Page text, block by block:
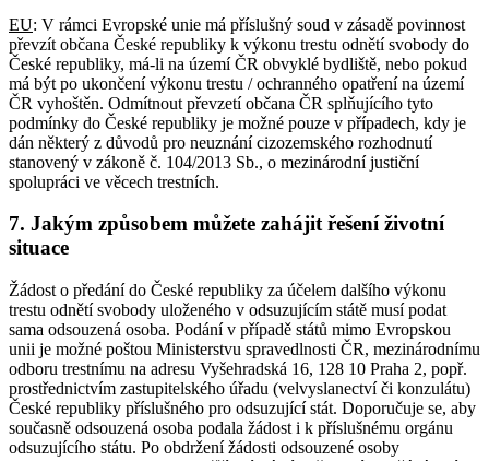
EU: V rámci Evropské unie má příslušný soud v zásadě povinnost
převzít občana České republiky k výkonu trestu odnětí svobody do
České republiky, má-li na území ČR obvyklé bydliště, nebo pokud
má být po ukončení výkonu trestu / ochranného opatření na území
ČR vyhoštěn. Odmítnout převzetí občana ČR splňujícího tyto
podmínky do České republiky je možné pouze v případech, kdy je
dán některý z důvodů pro neuznání cizozemského rozhodnutí
stanovený v zákoně č. 104/2013 Sb., o mezinárodní justiční
spolupráci ve věcech trestních.
7. Jakým způsobem můžete zahájit řešení životní
situace
Žádost o předání do České republiky za účelem dalšího výkonu
trestu odnětí svobody uloženého v odsuzujícím státě musí podat
sama odsouzená osoba. Podání v případě států mimo Evropskou
unii je možné poštou Ministerstvu spravedlnosti ČR, mezinárodnímu
odboru trestnímu na adresu Vyšehradská 16, 128 10 Praha 2, popř.
prostřednictvím zastupitelského úřadu (velvyslanectví či konzulátu)
České republiky příslušného pro odsuzující stát. Doporučuje se, aby
současně odsouzená osoba podala žádost i k příslušnému orgánu
odsuzujícího státu. Po obdržení žádosti odsouzené osoby